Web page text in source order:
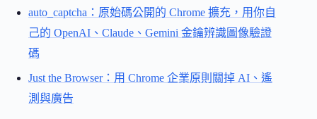
auto_captcha：原始碼公開的 Chrome 擴充，用你自
己的 OpenAI、Claude、Gemini 金鑰辨識圖像驗證
碼
Just the Browser：用 Chrome 企業原則關掉 AI、遙
測與廣告